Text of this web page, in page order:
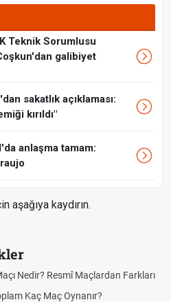
Teknik Sorumlusu
galibiyet
sakatlık açıklaması:
kırıldı"
anlaşma tamam:
aşağıya kaydırın.
Nedir? Resmî Maçlardan Farkları
Kaç Maç Oynanır?